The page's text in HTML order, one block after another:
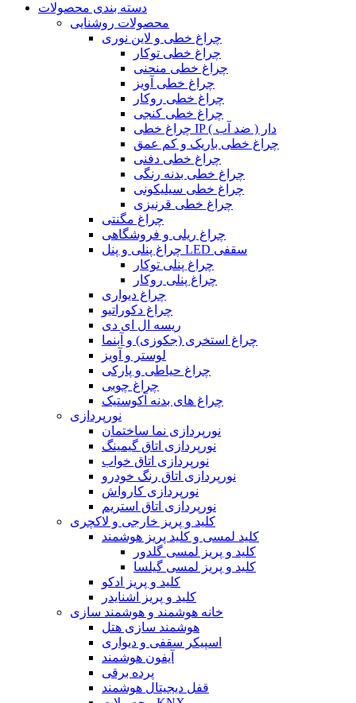
دسته بندی محصولات
محصولات روشنایی
چراغ خطی و لاین نوری
چراغ خطی توکار
چراغ خطی منحنی
چراغ خطی آویز
چراغ خطی روکار
چراغ خطی کنجی
چراغ خطی IP دار ( ضد آب )
چراغ خطی باریک و کم عمق
چراغ خطی دفنی
چراغ خطی بدنه رنگی
چراغ خطی سیلیکونی
چراغ خطی قرنیزی
چراغ مگنتی
چراغ ریلی و فروشگاهی
چراغ پنلی و پنل LED سقفی
چراغ پنلی توکار
چراغ پنلی روکار
چراغ دیواری
چراغ دکوراتیو
ریسه ال ای دی
چراغ استخری (جکوزی) و آبنما
لوستر و آویز
چراغ حیاطی و پارکی
چراغ چوبی
چراغ های بدنه آکوستیک
نورپردازی
نورپردازی نما ساختمان
نورپردازی اتاق گیمینگ
نورپردازی اتاق خواب
نورپردازی اتاق رنگ خودرو
نورپردازی کارواش
نورپردازی اتاق استریم
کلید و پریز خارجی و لاکچری
کلید لمسی و کلید پریز هوشمند
کلید و پریز لمسی گلدور
کلید و پریز لمسی گیلسا
کلید و پریز ادکو
کلید و پریز اشنایدر
خانه هوشمند و هوشمند سازی
هوشمند سازی هتل
اسپیکر سقفی و دیواری
آیفون هوشمند
پرده برقی
قفل دیجیتال هوشمند